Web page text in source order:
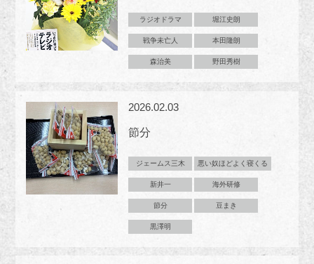
ラジオドラマ 堀江史朗
戦争未亡人 本田隆朗
森治美 野田秀樹
2026.02.03
節分
ジェームス三木 悪い奴ほどよく寝くる
新井一 海外研修
節分 豆まき
黒澤明